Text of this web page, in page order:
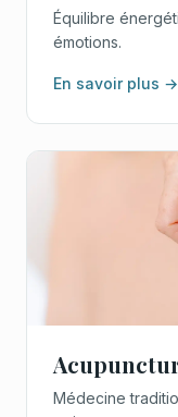
Équilibre
émotions.
En savoir plus →
Médecine